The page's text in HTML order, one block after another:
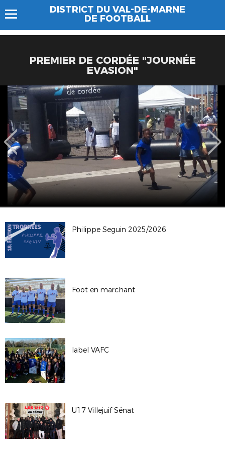
DISTRICT DU VAL-DE-MARNE
DE FOOTBALL
PREMIER DE CORDÉE "JOURNÉE
EVASION"
Philippe Seguin 2025/2026
Foot en marchant
label VAFC
U17 Villejuif Sénat